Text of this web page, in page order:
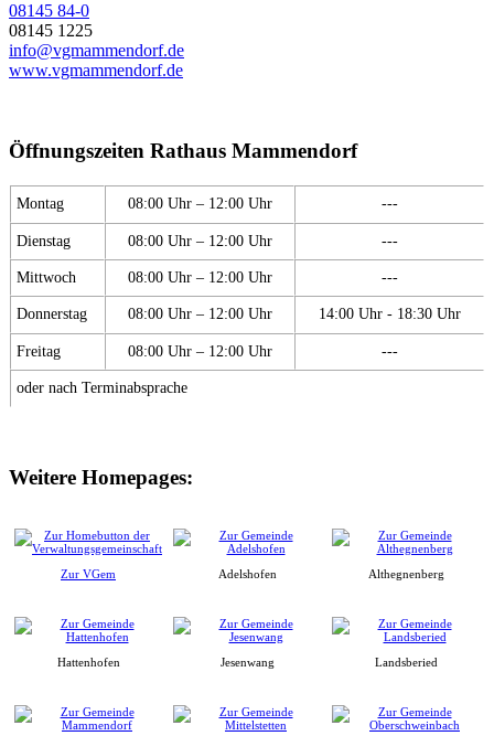
08145 84-0
08145 1225
info@vgmammendorf.de
www.vgmammendorf.de
Öffnungszeiten Rathaus Mammendorf
Montag 08:00 Uhr – 12:00 Uhr ---
Dienstag 08:00 Uhr – 12:00 Uhr ---
Mittwoch 08:00 Uhr – 12:00 Uhr ---
Donnerstag 08:00 Uhr – 12:00 Uhr 14:00 Uhr - 18:30 Uhr
Freitag 08:00 Uhr – 12:00 Uhr ---
oder nach Terminabsprache
Weitere Homepages:
Zur VGem Adelshofen Althegnenberg
Hattenhofen Jesenwang Landsberied